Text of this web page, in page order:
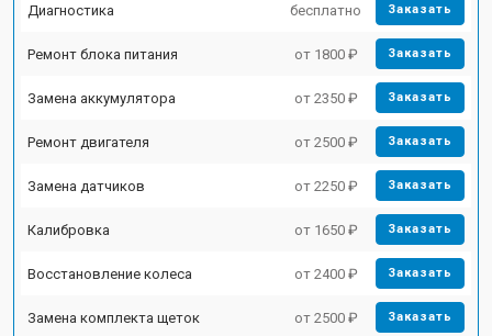
Диагностика бесплатно Заказать
Ремонт блока питания от 1800 ₽ Заказать
Замена аккумулятора от 2350 ₽ Заказать
Ремонт двигателя от 2500 ₽ Заказать
Замена датчиков от 2250 ₽ Заказать
Калибровка от 1650 ₽ Заказать
Восстановление колеса от 2400 ₽ Заказать
Замена комплекта щеток от 2500 ₽ Заказать